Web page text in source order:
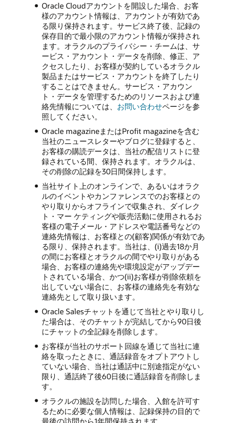
Oracle Cloudアカウントを開設した場合、お客
様のアカウント情報は、アカウントが有効であ
る限り保持されます。サービス終了後、記録の
保存目的で最小限のアカウント情報が保持され
ます。オラクルのプライバシー・チームは、サ
ービス・アカウント・データを削除、修正、ア
クセスしたり、お客様が契約しているオラクル
製品またはサービス・アカウントを終了したり
することはできません。サービス・アカウン
ト・データを管理するためのリソースおよび連
絡先情報については、 お問い合わせページを参
照してください。
Oracle magazineまたはProfit magazineを含む
当社のニュースレターやブログに登録すると、
お客様の購読データは、当社の配信リストに登
録されている間、保持されます。オラクルは、
その削除の記録を30日間保持します。
当社サイト上のオンラインで、あるいはオラク
ルのイベントやカンファレンスでのお客様との
やり取りからオフラインで収集され、ダイレク
ト・マー ケティングや販売活動に使用されるお
客様の電子メール・アドレスや電話番号などの
連絡先情報は、お客様との(顧客)関係が有効であ
る限り、保持されます。当社は、(i)過去18か月
の間にお客様とオラクルの間でやり取りがある
場合、お客様の連絡先や環境設定がアップデー
トされている場合、かつ(ii)お客様が削除依頼を
出していない場合に、お客様の連絡先を有効な
連絡先として取り扱います。
Oracle Salesチャットを通じて当社とやり取りし
た場合は、そのチャットが完結してから90日後
にチャットの全記録を削除します。
お客様が当社のサポート回線を通じて当社に連
絡を取ったときに、通話録音をオプトアウトし
ていない場合、当社は通話中に別途指定がない
限り、通話終了後60日後に通話録音を削除しま
す。
オラクルの施設を訪問した場合、入館を許可す
るために必要な個人情報は、記録保持の目的で
最後の訪問から1年間保持されます。